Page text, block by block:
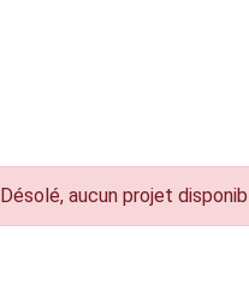
Désolé, aucun projet